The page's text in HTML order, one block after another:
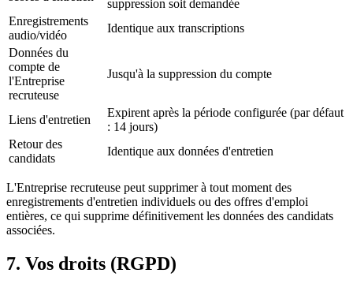
suppression soit demandée
Enregistrements
audio/vidéo
Identique aux transcriptions
Données du
compte de
l'Entreprise
recruteuse
Jusqu'à la suppression du compte
Liens d'entretien
Expirent après la période configurée (par défaut
: 14 jours)
Retour des
candidats
Identique aux données d'entretien
L'Entreprise recruteuse peut supprimer à tout moment des
enregistrements d'entretien individuels ou des offres d'emploi
entières, ce qui supprime définitivement les données des candidats
associées.
7. Vos droits (RGPD)